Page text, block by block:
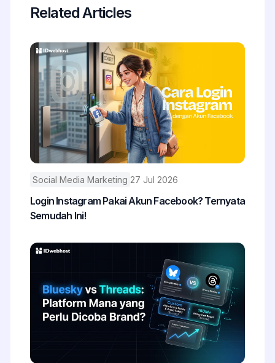
Related Articles
Social Media Marketing 27 Jul 2026
Login Instagram Pakai Akun Facebook? Ternyata
Semudah Ini!